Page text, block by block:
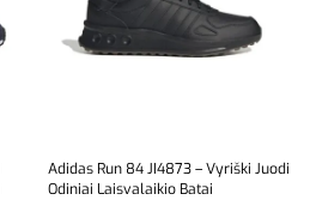
Adidas Run 84 JI4873 – Vyriški Juodi
Odiniai Laisvalaikio Batai